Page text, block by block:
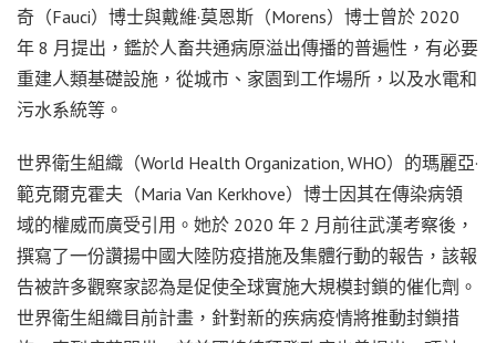
奇（Fauci）博士與戴維·莫恩斯（Morens）博士曾於 2020
年 8 月提出，鑑於人畜共通病原溢出傳播的普遍性，有必要
重建人類基礎設施，從城市、家園到工作場所，以及水電和
污水系統等。
世界衛生組織（World Health Organization, WHO）的瑪麗亞·
範克爾克霍夫（Maria Van Kerkhove）博士因其在傳染病領
域的權威而廣受引用。她於 2020 年 2 月前往武漢考察後，
撰寫了一份讚揚中國大陸防疫措施及集體行動的報告，該報
告被許多觀察家認為是促使全球實施大規模封鎖的催化劑。
世界衛生組織目前計畫，針對新的疾病疫情將推動封鎖措